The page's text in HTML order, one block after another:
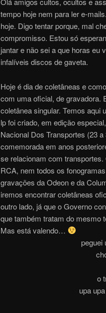
tempo hoje nem para ler e-
hoje. Digo tentar porque, mal
compromisso. Estou só
jantar e não sei a que horas eu
infalíveis discos de gaveta.
Hoje é dia de coletâneas e
com uma oficial, de gravadora.
coletânea singular. Temos aqui
lp foi criado, em edição
Nacional Dos Transportes (23
comemorada em anos
se relacionam com
RCA, nem todos os
gravações da Odeon e da
iremos encontrar coletâneas
outro lado, já que o Governo
que também tratam do mesmo
Mas está valendo…
peguei
o
upa